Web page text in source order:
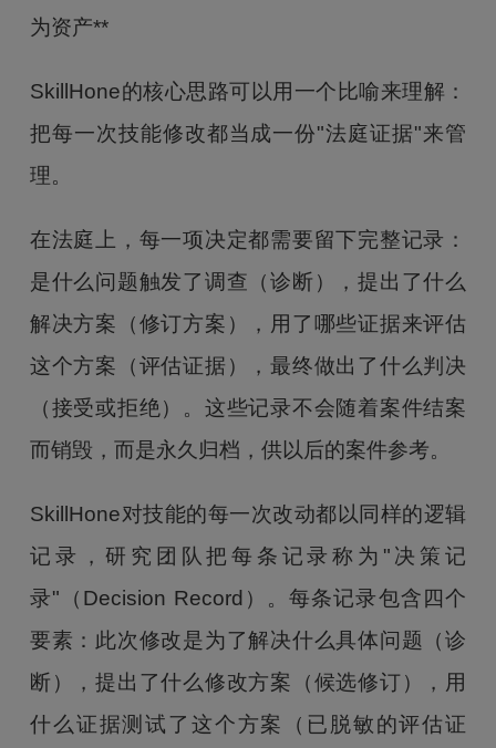
为资产**
SkillHone的核心思路可以用一个比喻来理解：
把每一次技能修改都当成一份"法庭证据"来管
理。
在法庭上，每一项决定都需要留下完整记录：
是什么问题触发了调查（诊断），提出了什么
解决方案（修订方案），用了哪些证据来评估
这个方案（评估证据），最终做出了什么判决
（接受或拒绝）。这些记录不会随着案件结案
而销毁，而是永久归档，供以后的案件参考。
SkillHone对技能的每一次改动都以同样的逻辑
记录，研究团队把每条记录称为"决策记
录"（Decision Record）。每条记录包含四个
要素：此次修改是为了解决什么具体问题（诊
断），提出了什么修改方案（候选修订），用
什么证据测试了这个方案（已脱敏的评估证